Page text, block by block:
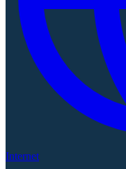
Internet